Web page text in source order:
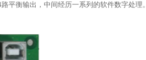
平衡输出，中间经历一系列的软件数字处理。